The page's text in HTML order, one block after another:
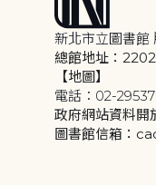
新北市立圖書館
總館地址：
【地圖】
電話：02-
政府網站資料開
圖書館信箱：